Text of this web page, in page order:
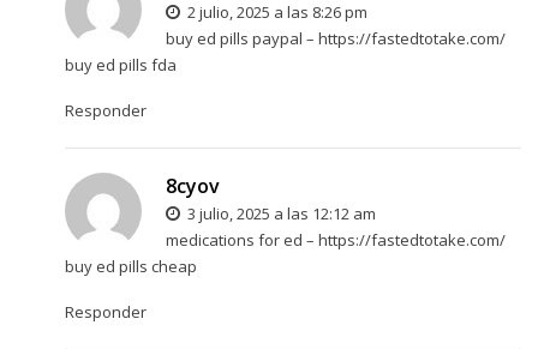
2 julio, 2025 a las 8:26 pm
buy ed pills paypal – https://fastedtotake.com/
buy ed pills fda
Responder
8cyov
3 julio, 2025 a las 12:12 am
medications for ed – https://fastedtotake.com/
buy ed pills cheap
Responder